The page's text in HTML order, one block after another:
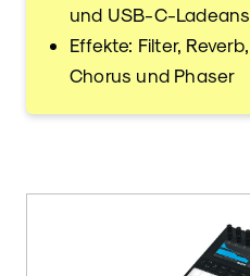
und USB-C-
Effekte: Filter,
Chorus und Phaser